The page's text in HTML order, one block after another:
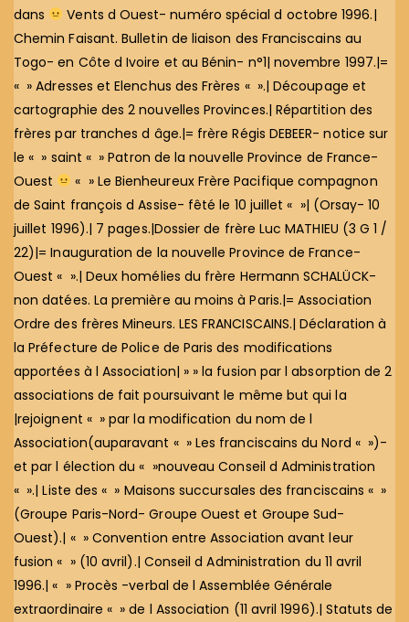
dans
Vents d Ouest- numéro spécial d octobre 1996.|
Chemin Faisant. Bulletin de liaison des Franciscains au
Togo- en Côte d Ivoire et au Bénin- n°1| novembre 1997.|=
« » Adresses et Elenchus des Frères « ».| Découpage et
cartographie des 2 nouvelles Provinces.| Répartition des
frères par tranches d âge.|= frère Régis DEBEER- notice sur
le « » saint « » Patron de la nouvelle Province de France-
Ouest
« » Le Bienheureux Frère Pacifique compagnon
de Saint françois d Assise- fêté le 10 juillet « »| (Orsay- 10
juillet 1996).| 7 pages.|Dossier de frère Luc MATHIEU (3 G 1 /
22)|= Inauguration de la nouvelle Province de France-
Ouest « ».| Deux homélies du frère Hermann SCHALÜCK-
non datées. La première au moins à Paris.|= Association
Ordre des frères Mineurs. LES FRANCISCAINS.| Déclaration à
la Préfecture de Police de Paris des modifications
apportées à l Association| » » la fusion par l absorption de 2
associations de fait poursuivant le même but qui la
|rejoignent « » par la modification du nom de l
Association(auparavant « » Les franciscains du Nord « »)-
et par l élection du « »nouveau Conseil d Administration
« ».| Liste des « » Maisons succursales des franciscains « »
(Groupe Paris-Nord- Groupe Ouest et Groupe Sud-
Ouest).| « » Convention entre Association avant leur
fusion « » (10 avril).| Conseil d Administration du 11 avril
1996.| « » Procès -verbal de l Assemblée Générale
extraordinaire « » de l Association (11 avril 1996).| Statuts de